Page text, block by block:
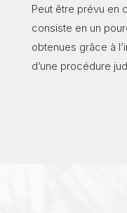
Peut être prévu en
consiste en un
obtenues grâce à
d’une procédure